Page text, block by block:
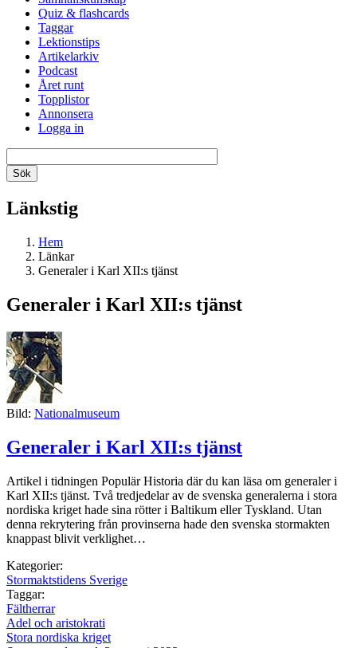
Quiz & flashcards
Taggar
Lektionstips
Artikelarkiv
Podcast
Året runt
Topplistor
Annonsera
Logga in
Länkstig
Hem
Länkar
Generaler i Karl XII:s tjänst
Generaler i Karl XII:s tjänst
Bild: Nationalmuseum
Generaler i Karl XII:s tjänst
Artikel i tidningen Populär Historia där du kan läsa om generaler i
Karl XII:s tjänst. Två tredjedelar av de svenska generalerna i stora
nordiska kriget hade sina rötter i Baltikum eller Tyskland. Utan
denna rekrytering från provinserna hade den svenska stormakten
knappast blivit verklighet…
Kategorier:
Stormaktstidens Sverige
Taggar:
Fältherrar
Adel och aristokrati
Stora nordiska kriget